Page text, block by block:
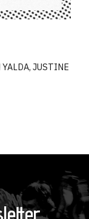
JUSTINE